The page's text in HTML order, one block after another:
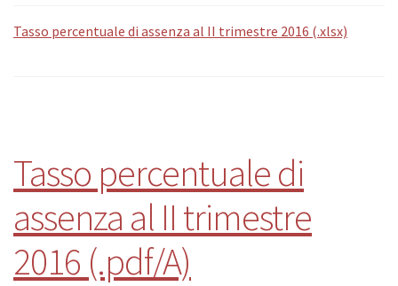
Tasso percentuale di assenza al II trimestre 2016 (.xlsx)
Tasso percentuale di
assenza al II trimestre
2016 (.pdf/A)